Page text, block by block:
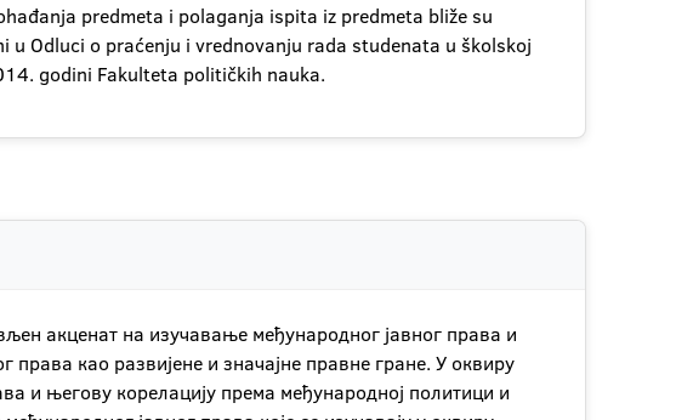
predmeta i polaganja ispita iz predmeta bliže su
u Odluci o praćenju i vrednovanju rada studenata u školskoj
godini Fakulteta političkih nauka.
акценат на изучавање међународног јавног права и
као развијене и значајне правне гране. У оквиру
и његову корелацију према међународној политици и